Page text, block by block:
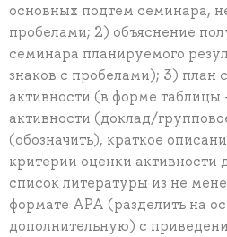
основных подтем семинара,
пробелами; 2) объяснение
семинара планируемого
знаков с пробелами); 3) план
активности (в форме
активности (доклад/
(обозначить), краткое
критерии оценки активности
список литературы из не
формате APA (разделить на
дополнительную) с